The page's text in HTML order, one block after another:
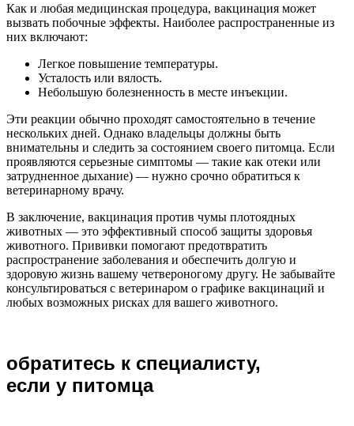
Как и любая медицинская процедура, вакцинация может
вызвать побочные эффекты. Наиболее распространенные из
них включают:
Легкое повышение температуры.
Усталость или вялость.
Небольшую болезненность в месте инъекции.
Эти реакции обычно проходят самостоятельно в течение
нескольких дней. Однако владельцы должны быть
внимательны и следить за состоянием своего питомца. Если
проявляются серьезные симптомы — такие как отеки или
затрудненное дыхание) — нужно срочно обратиться к
ветеринарному врачу.
В заключение, вакцинация против чумы плотоядных
животных — это эффективный способ защиты здоровья
животного. Прививки помогают предотвратить
распространение заболевания и обеспечить долгую и
здоровую жизнь вашему четвероногому другу. Не забывайте
консультироваться с ветеринаром о графике вакцинаций и
любых возможных рисках для вашего животного.
обратитесь к специалисту,
если у питомца